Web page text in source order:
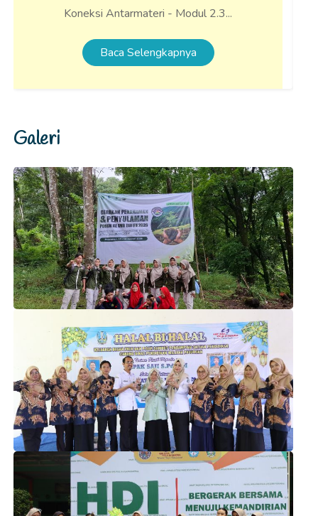
Koneksi Antarmateri - Modul 2.3...
Baca Selengkapnya
Galeri